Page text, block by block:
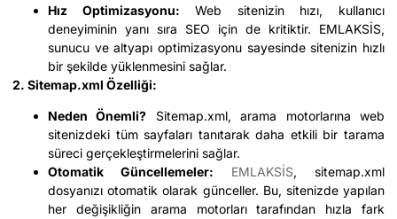
Hız Optimizasyonu: Web sitenizin hızı, kullanıcı
deneyiminin yanı sıra SEO için de kritiktir. EMLAKSİS,
sunucu ve altyapı optimizasyonu sayesinde sitenizin hızlı
bir şekilde yüklenmesini sağlar.
2. Sitemap.xml Özelliği:
Neden Önemli? Sitemap.xml, arama motorlarına web
sitenizdeki tüm sayfaları tanıtarak daha etkili bir tarama
süreci gerçekleştirmelerini sağlar.
Otomatik Güncellemeler:
EMLAKSİS, sitemap.xml
dosyanızı otomatik olarak günceller. Bu, sitenizde yapılan
her değişikliğin arama motorları tarafından hızla fark